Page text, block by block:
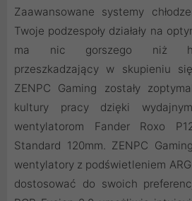
Zaawansowane systemy
Twoje podzespoły działały na
ma nic gorszego niż
przeszkadzający w skupieniu
ZENPC Gaming zostały
kultury pracy dzięki
wentylatorom Fander Roxo
Standard 120mm. ZENPC
wentylatory z podświetleniem
dostosować do swoich